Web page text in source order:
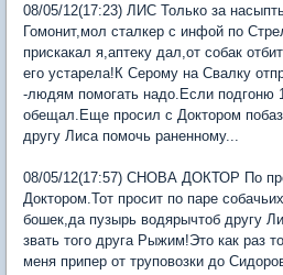
08/05/12(17:23) ЛИС Только за
Гомонит,мол сталкер с инфой по
прискакал я,аптеку дал,от собак
его устарела!К Серому на Свалку
-людям помогать надо.Если подгоню
обещал.Еще просил с Доктором
другу Лиса помочь раненному...
08/05/12(17:57) СНОВА ДОКТОР По
Доктором.Тот просит по паре
бошек,да пузырь водярычтоб другу
звать того друга Рыжим!Это как раз
меня припер от труповозки до